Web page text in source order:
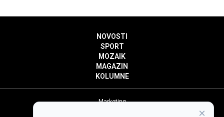
NOVOSTI
SPORT
MOZAIK
MAGAZIN
KOLUMNE
Marketing
×